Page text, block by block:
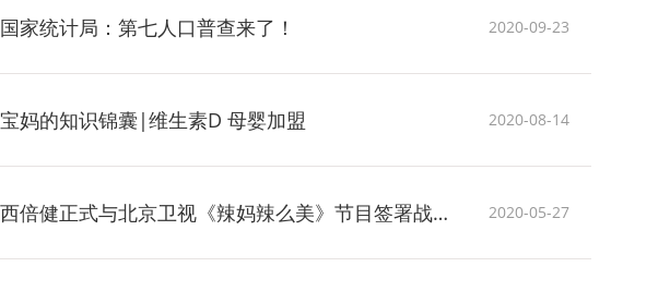
国家统计局：第七人口普查来了！ 2020-09-23
宝妈的知识锦囊|维生素D 母婴加盟 2020-08-14
西倍健正式与北京卫视《辣妈辣么美》节目签署战略合作协议 2020-05-27